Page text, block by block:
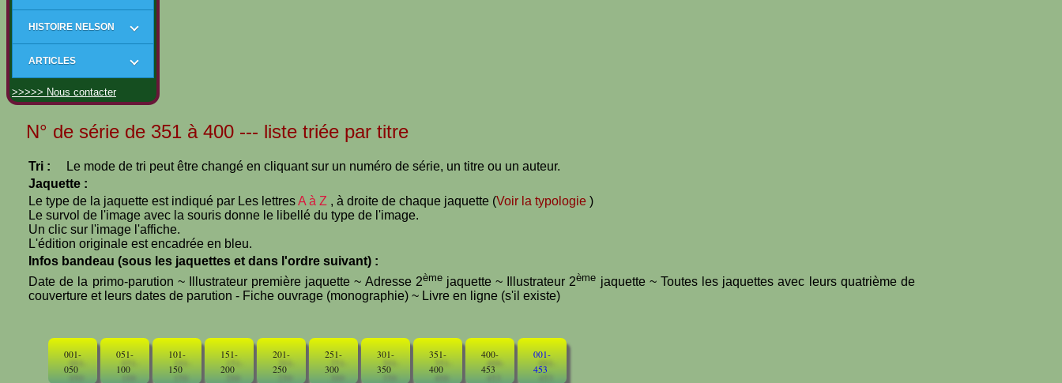
HISTOIRE NELSON
ARTICLES
>>>>> Nous contacter
N° de série de 351 à 400 --- liste triée par titre
Tri :
Le mode de tri peut être changé en cliquant sur un numéro de série, un titre ou un auteur.
Jaquette :
Le type de la jaquette est indiqué par Les lettresA à Z , à droite de chaque jaquette (Voir la typologie )
Le survol de l'image avec la souris donne le libellé du type de l'image.
Un clic sur l'image l'affiche.
L'édition originale est encadrée en bleu.
Infos bandeau (sous les jaquettes et dans l'ordre suivant) :
Date de la primo-parution ~ Illustrateur première jaquette ~ Adresse 2èmejaquette ~ Illustrateur 2ème jaquette ~ Toutes les jaquettes avec leurs quatrième de
couverture et leurs dates de parution - Fiche ouvrage (monographie) ~ Livre en ligne (s'il existe)
001-
050
051-
100
101-
150
151-
200
201-
250
251-
300
301-
350
351-
400
400-
453
001-
453